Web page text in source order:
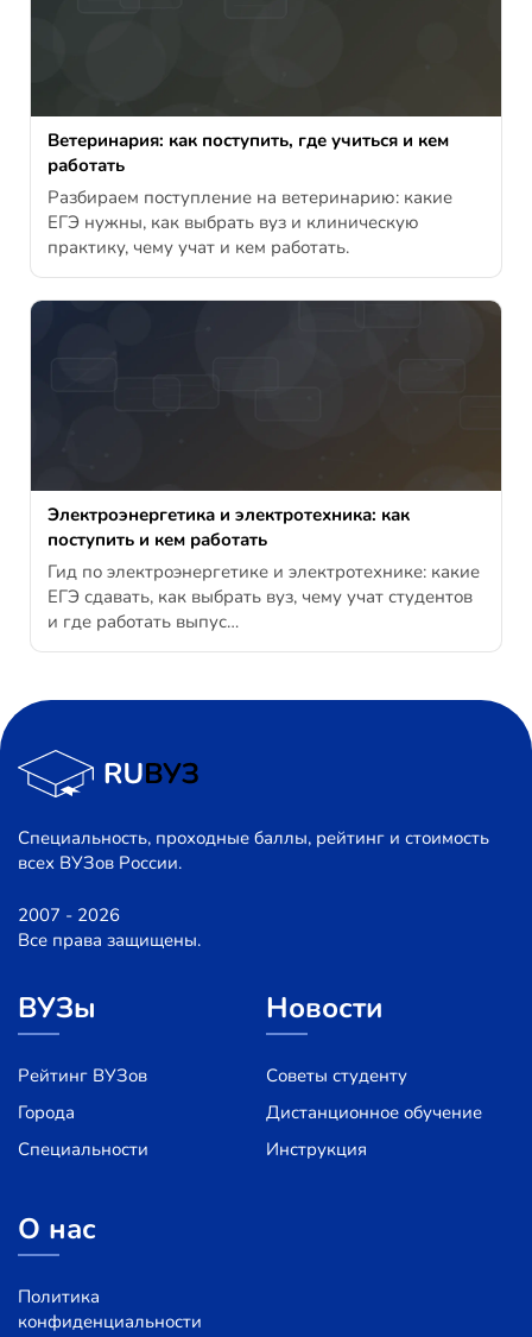
Ветеринария: как поступить, где учиться и кем
работать
Разбираем поступление на ветеринарию: какие
ЕГЭ нужны, как выбрать вуз и клиническую
практику, чему учат и кем работать.
Электроэнергетика и электротехника: как
поступить и кем работать
Гид по электроэнергетике и электротехнике: какие
ЕГЭ сдавать, как выбрать вуз, чему учат студентов
и где работать выпус…
Специальность, проходные баллы, рейтинг и стоимость
всех ВУЗов России.
2007 - 2026
Все права защищены.
ВУЗы
Рейтинг ВУЗов
Города
Специальности
Новости
Советы студенту
Дистанционное обучение
Инструкция
О нас
Политика
конфиденциальности